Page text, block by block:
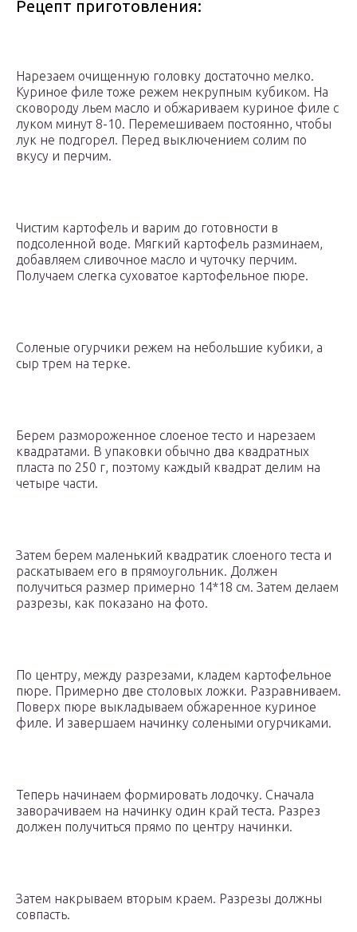
Рецепт приготовления:
Нарезаем очищенную головку достаточно мелко.
Куриное филе тоже режем некрупным кубиком. На
сковороду льем масло и обжариваем куриное филе с
луком минут 8-10. Перемешиваем постоянно, чтобы
лук не подгорел. Перед выключением солим по
вкусу и перчим.
Чистим картофель и варим до готовности в
подсоленной воде. Мягкий картофель разминаем,
добавляем сливочное масло и чуточку перчим.
Получаем слегка суховатое картофельное пюре.
Соленые огурчики режем на небольшие кубики, а
сыр трем на терке.
Берем размороженное слоеное тесто и нарезаем
квадратами. В упаковки обычно два квадратных
пласта по 250 г, поэтому каждый квадрат делим на
четыре части.
Затем берем маленький квадратик слоеного теста и
раскатываем его в прямоугольник. Должен
получиться размер примерно 14*18 см. Затем делаем
разрезы, как показано на фото.
По центру, между разрезами, кладем картофельное
пюре. Примерно две столовых ложки. Разравниваем.
Поверх пюре выкладываем обжаренное куриное
филе. И завершаем начинку солеными огурчиками.
Теперь начинаем формировать лодочку. Сначала
заворачиваем на начинку один край теста. Разрез
должен получиться прямо по центру начинки.
Затем накрываем вторым краем. Разрезы должны
совпасть.